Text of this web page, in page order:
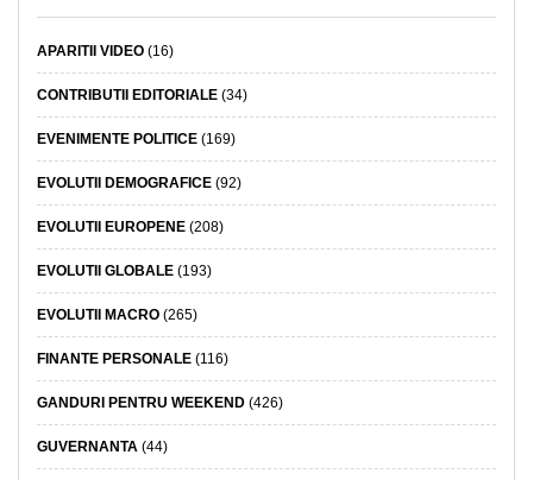
APARITII VIDEO (16)
CONTRIBUTII EDITORIALE (34)
EVENIMENTE POLITICE (169)
EVOLUTII DEMOGRAFICE (92)
EVOLUTII EUROPENE (208)
EVOLUTII GLOBALE (193)
EVOLUTII MACRO (265)
FINANTE PERSONALE (116)
GANDURI PENTRU WEEKEND (426)
GUVERNANTA (44)